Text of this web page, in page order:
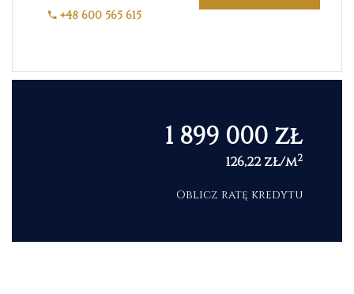
+48 600 565 615
1 899 000 zł
126,22 zł/m2
Oblicz ratę kredytu